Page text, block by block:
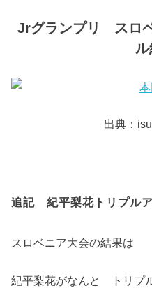
Jrグランプリ スロ
出典：
追記 紀平梨花トリプルア
スロベニア大会の結果は
紀平梨花がなんと トリプ